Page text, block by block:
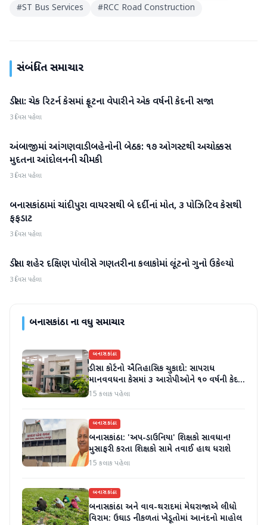
#ST Bus Services #RCC Road Construction
સંબંધિત સમાચાર
બનાસકાંઠા
ડીસા: ચેક રિટર્ન કેસમાં ફ્રૂટના વેપારીને એક વર્ષની કેદની સજા
3 દિવસ પહેલા
બનાસકાંઠા
અંબાજીમાં આંગણવાડી બહેનોની બેઠક: ૧૭ ઓગસ્ટથી અચોક્કસ
મુદતના આંદોલનની ચીમકી
3 દિવસ પહેલા
બનાસકાંઠા
બનાસકાંઠામાં ચાંદીપુરા વાયરસથી બે દર્દીનાં મોત, ૩ પોઝિટિવ કેસથી
ફફડાટ
3 દિવસ પહેલા
બનાસકાંઠા
ડીસા શહેર દક્ષિણ પોલીસે ગણતરીના કલાકોમાં લૂંટનો ગુનો ઉકેલ્યો
3 દિવસ પહેલા
બનાસકાંઠાના વધુ સમાચાર
બનાસકાંઠા
ડીસા કોર્ટનો ઐતિહાસિક ચુકાદો: સાપરાધ
માનવવધના કેસમાં ૩ આરોપીઓને ૧૦ વર્ષની કેદ
અને ૬ લાખનો દંડ
15 કલાક પહેલા
બનાસકાંઠા
બનાસકાંઠા: 'અપ-ડાઉનિયા' શિક્ષકો સાવધાન!
મુસાફરી કરતા શિક્ષકો સામે તવાઈ હાથ ધરાશે
15 કલાક પહેલા
બનાસકાંઠા
બનાસકાંઠા અને વાવ-થરાદમાં મેઘરાજાએ લીધો
વિરામ: ઉઘાડ નીકળતાં ખેડૂતોમાં આનંદનો માહોલ